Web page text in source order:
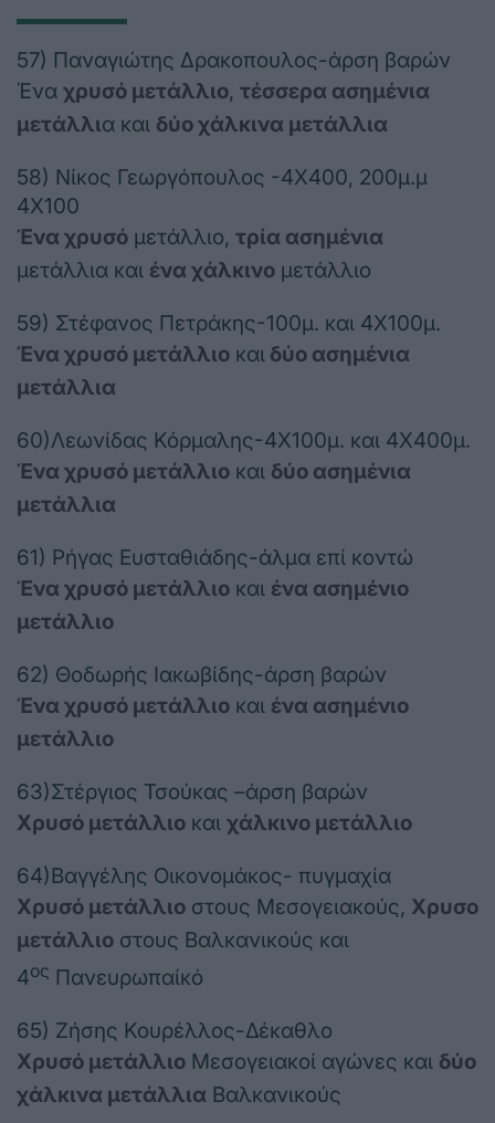
57) Παναγιώτης Δρακοπουλος-άρση βαρών
Ένα χρυσό μετάλλιο, τέσσερα ασημένια
μετάλλια και δύο χάλκινα μετάλλια
58) Νίκος Γεωργόπουλος -4Χ400, 200μ.μ
4Χ100
Ένα χρυσό μετάλλιο, τρία ασημένια
μετάλλια και ένα χάλκινο μετάλλιο
59) Στέφανος Πετράκης-100μ. και 4Χ100μ.
Ένα χρυσό μετάλλιο και δύο ασημένια
μετάλλια
60)Λεωνίδας Κόρμαλης-4Χ100μ. και 4Χ400μ.
Ένα χρυσό μετάλλιο και δύο ασημένια
μετάλλια
61) Ρήγας Ευσταθιάδης-άλμα επί κοντώ
Ένα χρυσό μετάλλιο και ένα ασημένιο
μετάλλιο
62) Θοδωρής Ιακωβίδης-άρση βαρών
Ένα χρυσό μετάλλιο και ένα ασημένιο
μετάλλιο
63)Στέργιος Τσούκας –άρση βαρών
Χρυσό μετάλλιο και χάλκινο μετάλλιο
64)Βαγγέλης Οικονομάκος- πυγμαχία
Χρυσό μετάλλιο στους Μεσογειακούς, Χρυσο
μετάλλιο στους Βαλκανικούς και
4ος Πανευρωπαίκό
65) Ζήσης Κουρέλλος-Δέκαθλο
Χρυσό μετάλλιο Μεσογειακοί αγώνες και δύο
χάλκινα μετάλλια Βαλκανικούς